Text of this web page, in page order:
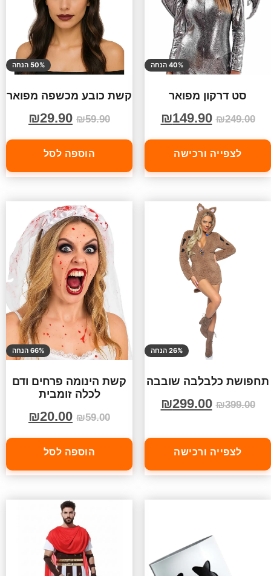
40% הנחה
סט דרקון מפואר
₪249.00
₪149.90
לצפייה ורכישה
50% הנחה
קשת כובע מכשפה מפואר
₪59.90
₪29.90
הוספה לסל
26% הנחה
תחפושת כלבלבה שובבה
₪399.00
₪299.00
לצפייה ורכישה
66% הנחה
קשת הינומה פרחים ודם
לכלה זומבית
₪59.00
₪20.00
הוספה לסל